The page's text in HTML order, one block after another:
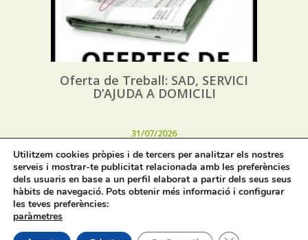
Oferta de Treball: SAD, SERVICI
D’AJUDA A DOMICILI
31/07/2026
Utilitzem cookies pròpies i de tercers per analitzar els nostres
serveis i mostrar-te publicitat relacionada amb les preferències
dels usuaris en base a un perfil elaborat a partir dels seus seus
hàbits de navegació. Pots obtenir més informació i configurar
les teves preferències:
paràmetres